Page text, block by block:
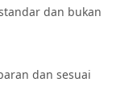
dan bukan
dan sesuai